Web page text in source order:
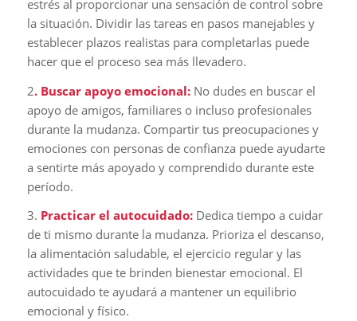
estrés al proporcionar una sensación de control sobre
la situación. Dividir las tareas en pasos manejables y
establecer plazos realistas para completarlas puede
hacer que el proceso sea más llevadero.
2. Buscar apoyo emocional:No dudes en buscar el
apoyo de amigos, familiares o incluso profesionales
durante la mudanza. Compartir tus preocupaciones y
emociones con personas de confianza puede ayudarte
a sentirte más apoyado y comprendido durante este
período.
3. Practicar el autocuidado:Dedica tiempo a cuidar
de ti mismo durante la mudanza. Prioriza el descanso,
la alimentación saludable, el ejercicio regular y las
actividades que te brinden bienestar emocional. El
autocuidado te ayudará a mantener un equilibrio
emocional y físico.